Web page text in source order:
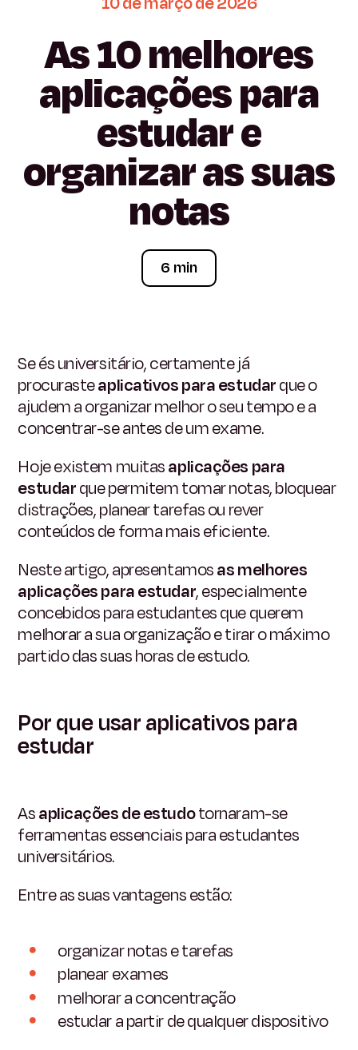
As10melhores
aplicaçõespara
estudare
organizarassuas
notas
6 min
Se és universitário, certamente já
procurasteaplicativos para estudarque o
ajudem a organizar melhor o seu tempo e a
concentrar-se antes de um exame.
Hoje existem muitasaplicações para
estudarque permitem tomar notas, bloquear
distrações, planear tarefas ou rever
conteúdos de forma mais eficiente.
Neste artigo, apresentamosas melhores
aplicações para estudar, especialmente
concebidos para estudantes que querem
melhorar a sua organização e tirar o máximo
partido das suas horas de estudo.
Por que usar aplicativos para
estudar
Asaplicações de estudotornaram-se
ferramentas essenciais para estudantes
universitários.
Entre as suas vantagens estão:
organizar notas e tarefas
planear exames
melhorar a concentração
estudar a partir de qualquer dispositivo